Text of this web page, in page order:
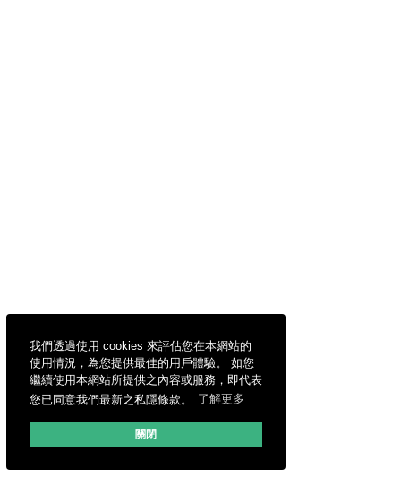
我們透過使用 cookies 來評估您在本網站的
使用情況，為您提供最佳的用戶體驗。 如您
繼續使用本網站所提供之內容或服務，即代表
您已同意我們最新之私隱條款。
了解更多
關閉